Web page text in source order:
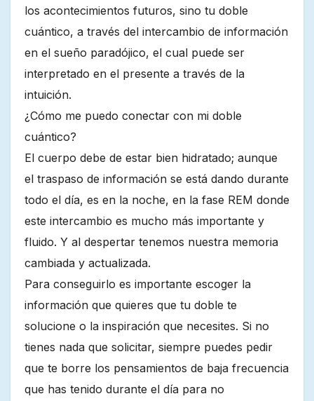
los acontecimientos futuros, sino tu doble
cuántico, a través del intercambio de información
en el sueño paradójico, el cual puede ser
interpretado en el presente a través de la
intuición.
¿Cómo me puedo conectar con mi doble
cuántico?
El cuerpo debe de estar bien hidratado; aunque
el traspaso de información se está dando durante
todo el día, es en la noche, en la fase REM donde
este intercambio es mucho más importante y
fluido. Y al despertar tenemos nuestra memoria
cambiada y actualizada.
Para conseguirlo es importante escoger la
información que quieres que tu doble te
solucione o la inspiración que necesites. Si no
tienes nada que solicitar, siempre puedes pedir
que te borre los pensamientos de baja frecuencia
que has tenido durante el día para no